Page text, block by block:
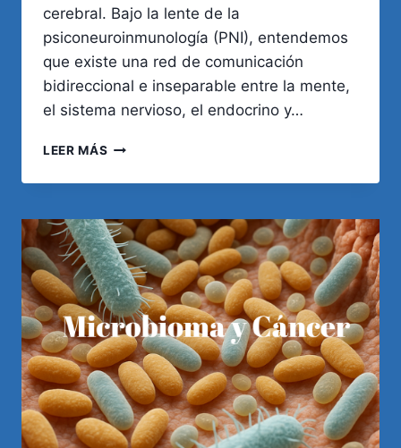
cerebral. Bajo la lente de la
psiconeuroinmunología (PNI), entendemos
que existe una red de comunicación
bidireccional e inseparable entre la mente,
el sistema nervioso, el endocrino y…
LEER MÁS SALUD
MEJORA
CALIDAD
DE
VIDA
Y
PREVIENE
ENFERMEDADES